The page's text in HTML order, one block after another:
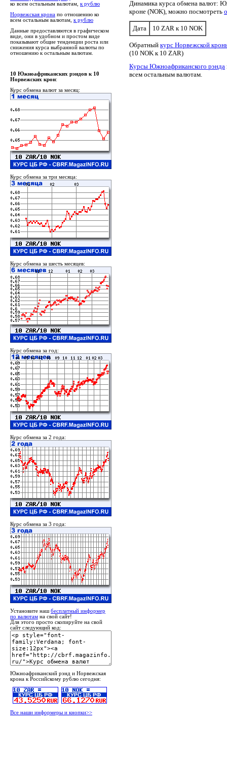
ко всем остальным валютам, к рублю
Норвежская крона по отношению ко
всем остальным валютам, к рублю
Данные предоставляются в графическом
виде, они в удобном и простом виде
показывают общие тенденции роста или
снижения курса выбранной валюты по
отношению к остальным валютам.
Динамика курса обмена валют:
кроне (NOK), можно посмотреть
Дата 10 ZAR к 10 NOK
Обратный курс Норвежской
(10 NOK к 10 ZAR)
Курсы Южноафриканского рэнда
всем остальным валютам.
10 Южноафриканских рэндов к 10
Норвежских крон:
Курс обмена валют за месяц:
Курс обмена за три месяца:
Курс обмена за шесть месяцев:
Курс обмена за год:
Курс обмена за 2 года:
Курс обмена за 3 года:
Установите наш бесплатный информер
по валютам на свой сайт!
Для этого просто скопируйте на свой
сайт следующий код:
Южноафриканский рэнд и Норвежская
крона к Российскому рублю сегодня:
Все наши информеры и кнопки>>